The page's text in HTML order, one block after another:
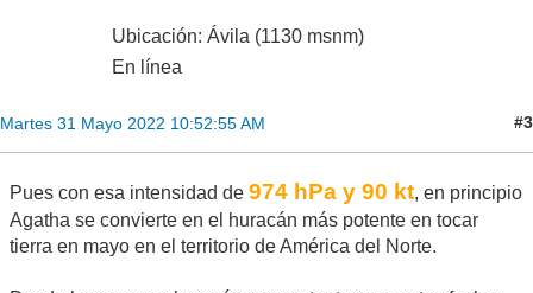
Ubicación: Ávila (1130 msnm)
En línea
Martes 31 Mayo 2022 10:52:55 AM #3
Pues con esa intensidad de 974 hPa y 90 kt, en principio
Agatha se convierte en el huracán más potente en tocar
tierra en mayo en el territorio de América del Norte.